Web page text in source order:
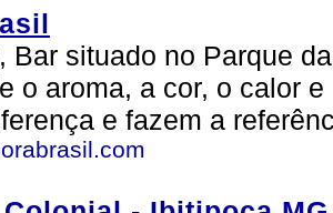
Bar situado no Parque
o aroma, a cor, o calor
e fazem a